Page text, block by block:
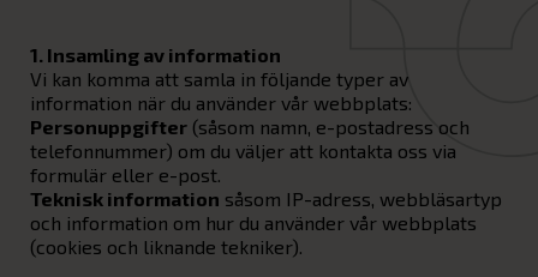
1. Insamling av information
Vi kan komma att samla in följande typer av
information när du använder vår webbplats:
Personuppgifter (såsom namn, e-postadress och
telefonnummer) om du väljer att kontakta oss via
formulär eller e-post.
Teknisk information såsom IP-adress, webbläsartyp
och information om hur du använder vår webbplats
(cookies och liknande tekniker).